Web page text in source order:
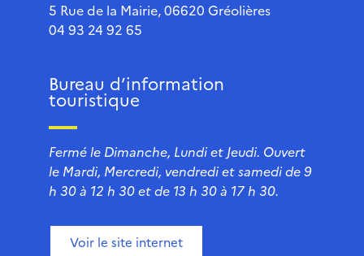
5 Rue de la Mairie, 06620 Gréolières
04 93 24 92 65
Bureau d’information
touristique
Fermé le Dimanche, Lundi et Jeudi. Ouvert
le Mardi, Mercredi, vendredi et samedi de 9
h 30 à 12 h 30 et de 13 h 30 à 17 h 30.
Voir le site internet